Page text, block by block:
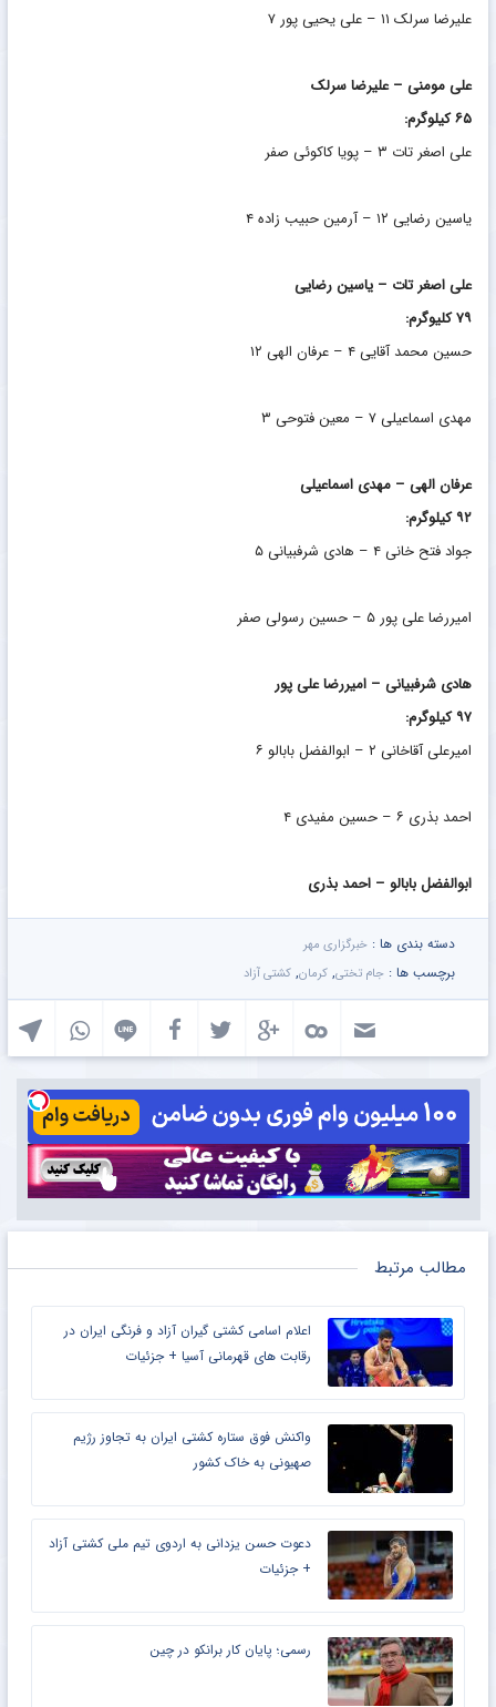
علیرضا سرلک ۱۱ – علی یحیی پور ۷
علی مومنی – علیرضا سرلک
۶۵ کیلوگرم:
علی اصغر تات ۳ – پویا کاکوئی صفر
یاسین رضایی ۱۲ – آرمین حبیب زاده ۴
علی اصغر تات – یاسین رضایی
۷۹ کلیوگرم:
حسین محمد آقایی ۴ – عرفان الهی ۱۲
مهدی اسماعیلی ۷ – معین فتوحی ۳
عرفان الهی – مهدی اسماعیلی
۹۲ کیلوگرم:
جواد فتح خانی ۴ – هادی شرفبیانی ۵
امیررضا علی پور ۵ – حسین رسولی صفر
هادی شرفبیانی – امیررضا علی پور
۹۷ کیلوگرم:
امیرعلی آقاخانی ۲ – ابوالفضل بابالو ۶
احمد بذری ۶ – حسین مفیدی ۴
ابوالفضل بابالو – احمد بذری
دسته بندی ها : خبرگزاری مهر
برچسب ها : جام تختی, کرمان, کشتی آزاد
مطالب مرتبط
اعلام اسامی کشتی‌ گیران آزاد و فرنگی ایران در
رقابت های قهرمانی آسیا + جزئیات
واکنش فوق ستاره کشتی ایران به تجاوز رژیم
صهیونی به خاک کشور
دعوت حسن یزدانی به اردوی تیم ملی کشتی آزاد
+ جزئیات
رسمی؛ پایان کار برانکو در چین